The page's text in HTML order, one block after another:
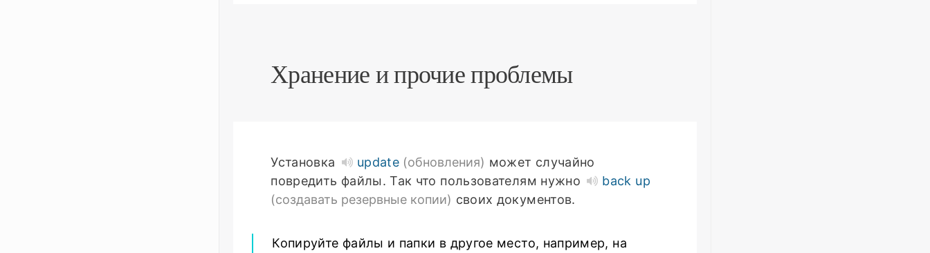
Хранение и прочие проблемы
Установка update (обновления) может случайно
повредить файлы. Так что пользователям нужно
back up
(создавать резервные копии) своих документов.
Копируйте файлы и папки в другое место, например, на